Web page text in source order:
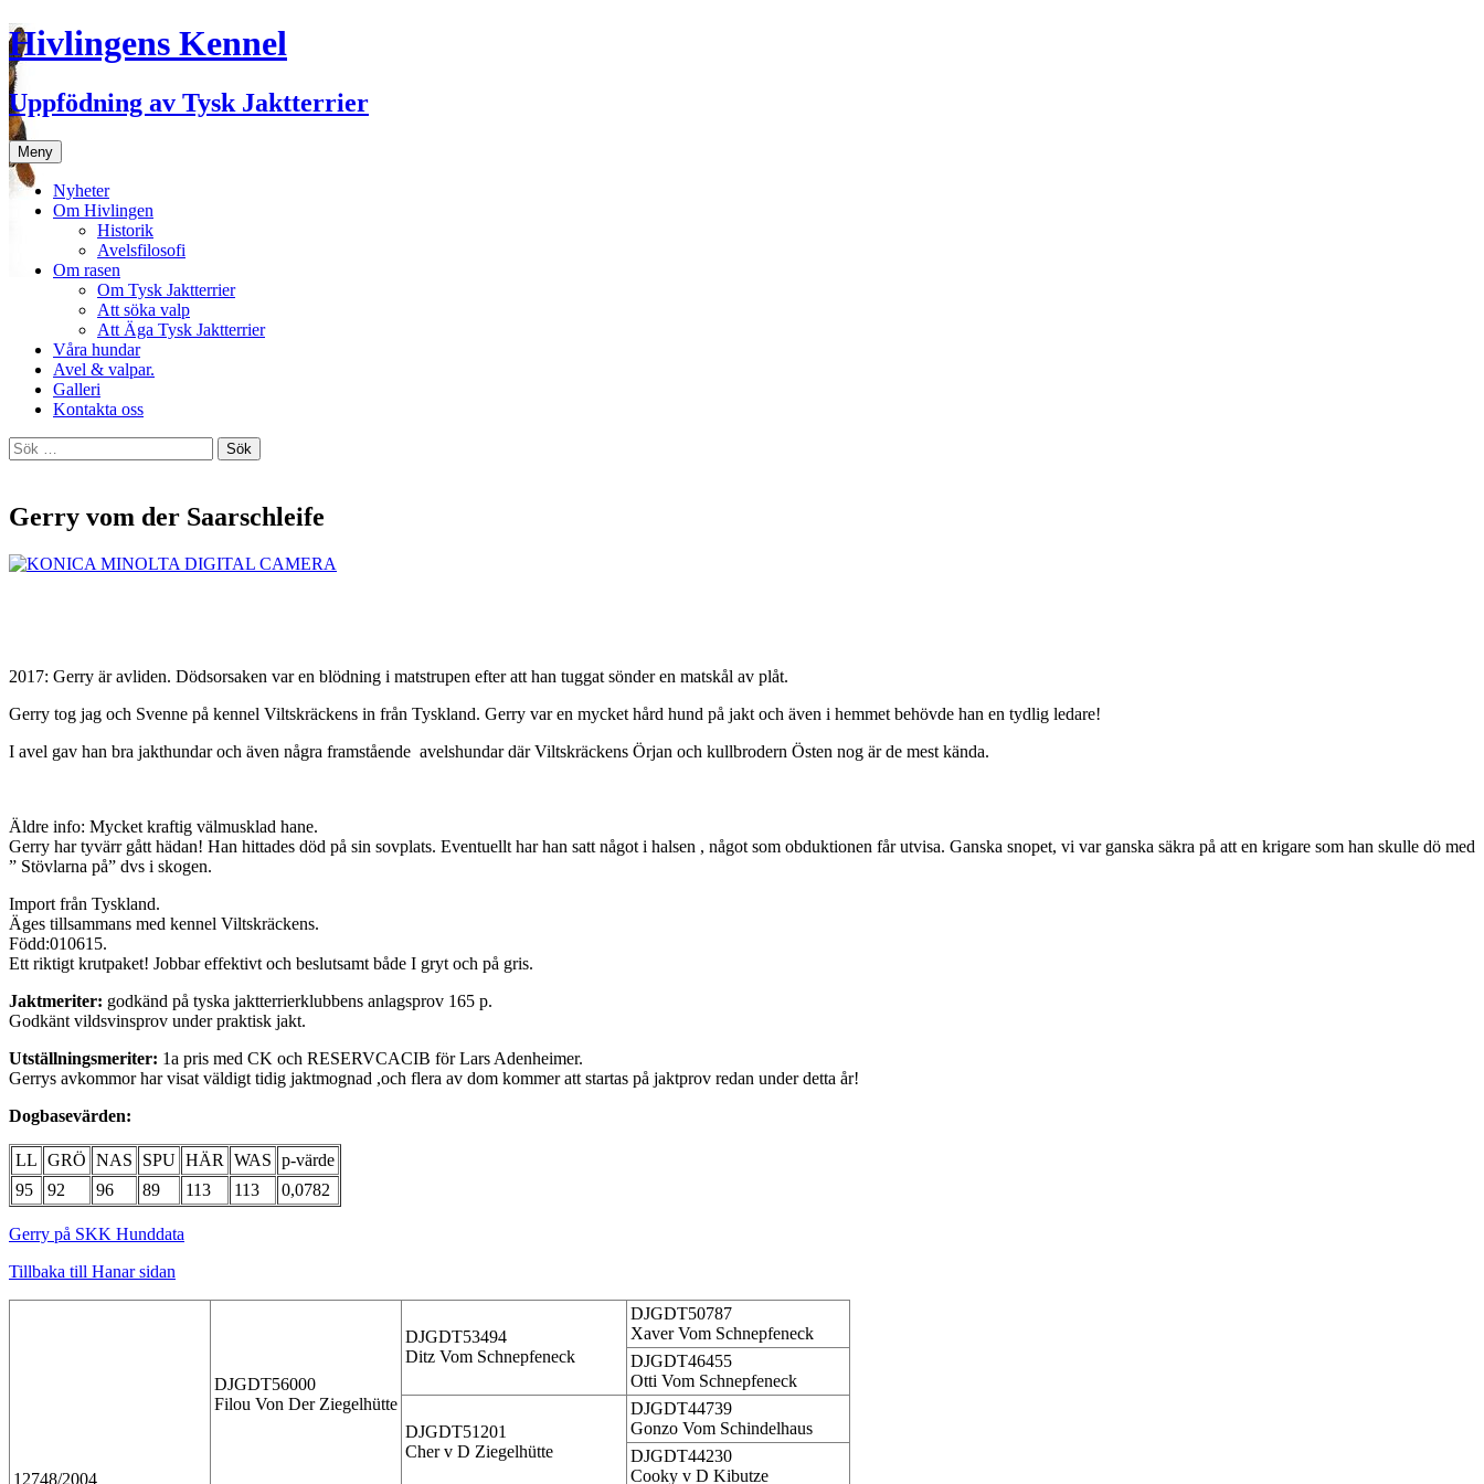
Hivlingens Kennel
Uppfödning av Tysk Jaktterrier
Meny Hoppa
till
innehåll
Nyheter
Om Hivlingen
Historik
Avelsfilosofi
Om rasen
Om Tysk Jaktterrier
Att söka valp
Att Äga Tysk Jaktterrier
Våra hundar
Avel & valpar.
Galleri
Kontakta oss
Sök
efter:
Gerry vom der Saarschleife
2017: Gerry är avliden. Dödsorsaken var en blödning i matstrupen efter att han tuggat sönder en matskål av plåt.
Gerry tog jag och Svenne på kennel Viltskräckens in från Tyskland. Gerry var en mycket hård hund på jakt och även i hemmet behövde han en tydlig ledare!
I avel gav han bra jakthundar och även några framstående avelshundar där Viltskräckens Örjan och kullbrodern Östen nog är de mest kända.
Äldre info: Mycket kraftig välmusklad hane.
Gerry har tyvärr gått hädan! Han hittades död på sin sovplats. Eventuellt har han satt något i halsen , något som obduktionen får utvisa. Ganska snopet, vi var ganska säkra på att en krigare som han skulle dö med
” Stövlarna på” dvs i skogen.
Import från Tyskland.
Äges tillsammans med kennel Viltskräckens.
Född:010615.
Ett riktigt krutpaket! Jobbar effektivt och beslutsamt både I gryt och på gris.
Jaktmeriter: godkänd på tyska jaktterrierklubbens anlagsprov 165 p.
Godkänt vildsvinsprov under praktisk jakt.
Utställningsmeriter: 1a pris med CK och RESERVCACIB för Lars Adenheimer.
Gerrys avkommor har visat väldigt tidig jaktmognad ,och flera av dom kommer att startas på jaktprov redan under detta år!
Dogbasevärden:
LL GRÖ NAS SPU HÄR WAS p-värde
95
92 96 89 113 113 0,0782
Gerry på SKK Hunddata
Tillbaka till Hanar sidan
12748/2004
DJGDT56000
Filou Von Der Ziegelhütte
DJGDT53494
Ditz Vom Schnepfeneck
DJGDT50787
Xaver Vom Schnepfeneck
DJGDT46455
Otti Vom Schnepfeneck
DJGDT51201
Cher v D Ziegelhütte
DJGDT44739
Gonzo Vom Schindelhaus
DJGDT44230
Cooky v D Kibutze